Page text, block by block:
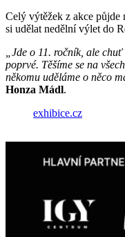
Celý výtěžek z akce půjde
si udělat nedělní výlet do
„Jde o 11. ročník, ale
poprvé. Těšíme se na
někomu uděláme o něco
Honza Mádl.
exhibice.cz